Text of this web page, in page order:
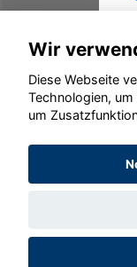
©
Wir
Diese Webseite
Technologien,
um